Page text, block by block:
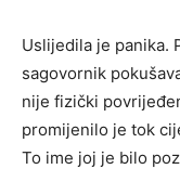
Uslijedila je panika.
sagovornik
nije fizički
promijenilo je tok
To ime joj je bilo